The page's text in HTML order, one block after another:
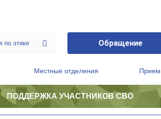
Обращение
Местные отделения
ПОДДЕРЖКА УЧАСТНИКОВ СВО